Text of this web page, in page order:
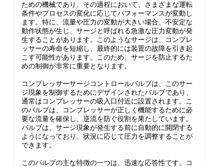
ための機械であり、その過程において、さまざまな運転
条件やプロセスの変化に応じてパフォーマンスが変動し
ます。特に、流量や圧力の変動が大きい場合、不安定な
動作状態が生じ、サージと呼ばれる急激な圧力変動が発
生することがあります。このようなサージは、コンプレ
ッサーの寿命を短縮し、最終的には装置の故障を引き起
こす可能性があります。このため、サージを防止するた
めの制御が非常に重要となります。
コンプレッサーサージコントロールバルブは、このサー
ジ現象を制御するためにデザインされたバルブであり、
通常はコンプレッサーの吸入口付近に設置されます。こ
のバルブは、コンプレッサーが正しく機能するために必
要な流量を確保し、逆流を防ぐ役割を果たしています。
バルブは、サージ現象が発生する前に自動的に開閉する
ようになっており、状況に応じて圧力を調整することが
できます。
このバルブの主な特徴の一つは、迅速な応答性です。コ